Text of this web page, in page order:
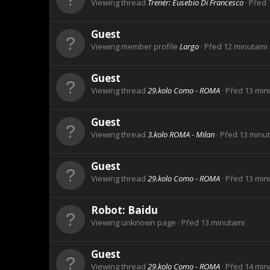
Viewing thread Trenér: Eusebio Di Francesco Před
Guest
Viewing member profile Largo Před 12 minutami
Guest
Viewing thread 29.kolo Como - ROMA Před 13
Guest
Viewing thread 3.kolo ROMA - Milan Před 13
Guest
Viewing thread 29.kolo Como - ROMA Před 13
Robot: Baidu
Viewing unknown page Před 13 minutami
Guest
Viewing thread 29.kolo Como - ROMA Před 14